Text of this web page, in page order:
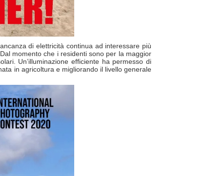
di elettricità continua ad interessare più
momento che i residenti sono per la maggior
Un’illuminazione efficiente ha permesso di
in agricoltura e migliorando il livello generale